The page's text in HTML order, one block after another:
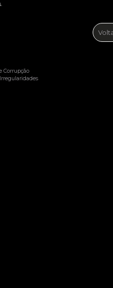
Corrupção